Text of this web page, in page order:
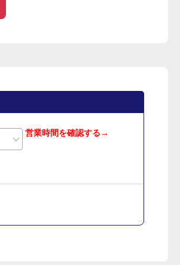
営業時間を確認する→